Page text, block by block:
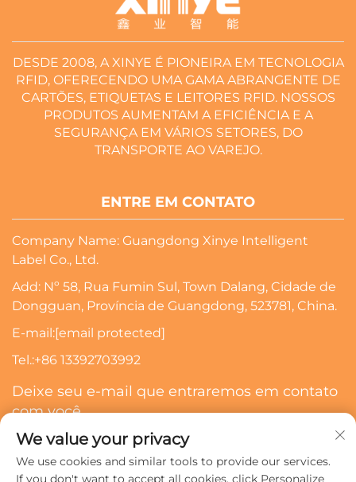
DESDE 2008, A XINYE É PIONEIRA EM TECNOLOGIA
RFID, OFERECENDO UMA GAMA ABRANGENTE DE
CARTÕES, ETIQUETAS E LEITORES RFID. NOSSOS
PRODUTOS AUMENTAM A EFICIÊNCIA E A
SEGURANÇA EM VÁRIOS SETORES, DO
TRANSPORTE AO VAREJO.
ENTRE EM CONTATO
Company Name: Guangdong Xinye Intelligent
Label Co., Ltd.
Add: Nº 58, Rua Fumin Sul, Town Dalang, Cidade de
Dongguan, Província de Guangdong, 523781, China.
E-mail:[email protected]
Tel.:+86 13392703992
Deixe seu e-mail que entraremos em contato
com você
We value your privacy
We use cookies and similar tools to provide our services.
If you don't want to accept all cookies, click Personalize